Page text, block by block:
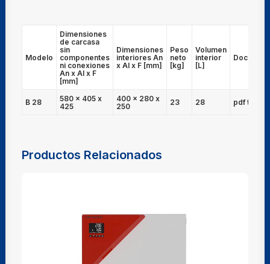
Modelo
Dimensiones
de carcasa
sin
componentes
ni conexiones
An x Al x F
[mm]
Dimensiones
interiores An
x Al x F [mm]
Peso
neto
[kg]
Volumen
interior
[L]
B 28
580 x 405 x
425
400 x 280 x
250
23 28 pdf
Productos Relacionados